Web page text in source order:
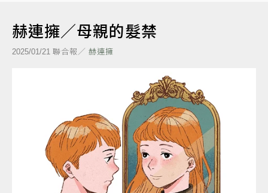
赫連擁／母親的髮禁
2025/01/21 聯合報／ 赫連擁